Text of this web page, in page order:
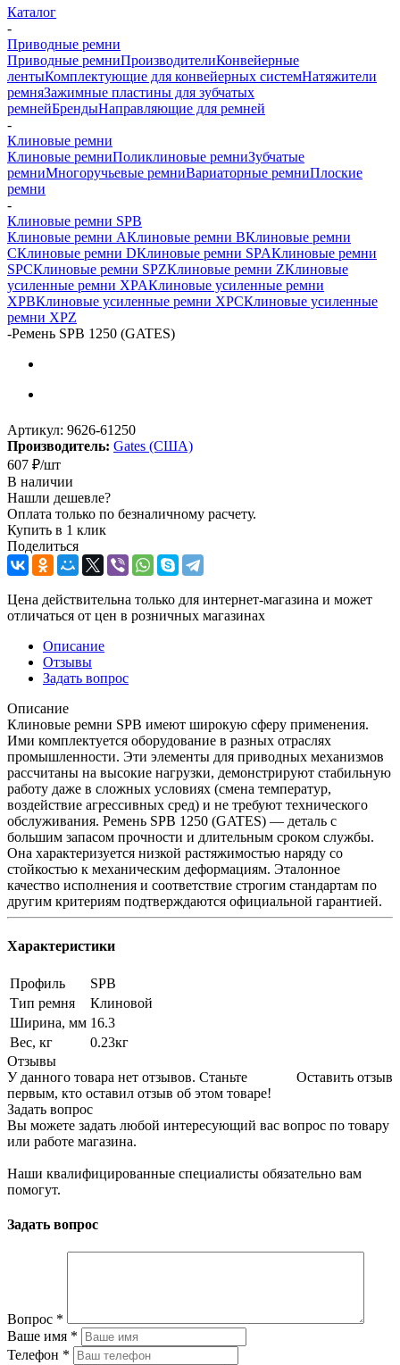
Каталог
-
Приводные ремни
Приводные ремниПроизводителиКонвейерные
лентыКомплектующие для конвейерных системНатяжители
ремняЗажимные пластины для зубчатых
ремнейБрендыНаправляющие для ремней
-
Клиновые ремни
Клиновые ремниПоликлиновые ремниЗубчатые
ремниМногоручьевые ремниВариаторные ремниПлоские
ремни
-
Клиновые ремни SPB
Клиновые ремни AКлиновые ремни BКлиновые ремни
CКлиновые ремни DКлиновые ремни SPAКлиновые ремни
SPCКлиновые ремни SPZКлиновые ремни ZКлиновые
усиленные ремни XPAКлиновые усиленные ремни
XPBКлиновые усиленные ремни XPCКлиновые усиленные
ремни XPZ
-Ремень SPB 1250 (GATES)
Артикул: 9626-61250
Производитель: Gates (США)
607 ₽/шт
В наличии
Нашли дешевле?
Оплата только по безналичному расчету.
Купить в 1 клик
Поделиться
Цена действительна только для интернет-магазина и может
отличаться от цен в розничных магазинах
Описание
Отзывы
Задать вопрос
Описание
Клиновые ремни SPB имеют широкую сферу применения.
Ими комплектуется оборудование в разных отраслях
промышленности. Эти элементы для приводных механизмов
рассчитаны на высокие нагрузки, демонстрируют стабильную
работу даже в сложных условиях (смена температур,
воздействие агрессивных сред) и не требуют технического
обслуживания. Ремень SPB 1250 (GATES) — деталь с
большим запасом прочности и длительным сроком службы.
Она характеризуется низкой растяжимостью наряду со
стойкостью к механическим деформациям. Эталонное
качество исполнения и соответствие строгим стандартам по
другим критериям подтверждаются официальной гарантией.
Характеристики
Профиль
SPB
Тип ремня
Клиновой
Ширина, мм 16.3
Вес, кг
0.23кг
Отзывы
Оставить отзыв
У данного товара нет отзывов. Станьте
первым, кто оставил отзыв об этом товаре!
Задать вопрос
Вы можете задать любой интересующий вас вопрос по товару
или работе магазина.
Наши квалифицированные специалисты обязательно вам
помогут.
Задать вопрос
Вопрос *
Ваше имя *
Телефон *